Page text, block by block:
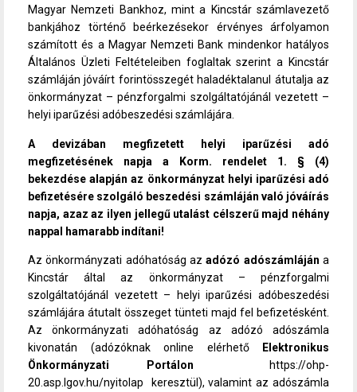
Magyar Nemzeti Bankhoz, mint a Kincstár számlavezető
bankjához történő beérkezésekor érvényes árfolyamon
számított és a Magyar Nemzeti Bank mindenkor hatályos
Általános Üzleti Feltételeiben foglaltak szerint a Kincstár
számláján jóváírt forintösszegét haladéktalanul átutalja az
önkormányzat – pénzforgalmi szolgáltatójánál vezetett –
helyi iparűzési adóbeszedési számlájára.
A devizában megfizetett helyi iparűzési adó
megfizetésének napja a Korm. rendelet 1. § (4)
bekezdése alapján az önkormányzat helyi iparűzési adó
befizetésére szolgáló beszedési számláján való jóváírás
napja, azaz az ilyen jellegű utalást célszerű majd néhány
nappal hamarabb indítani!
Az önkormányzati adóhatóság azadózó adószámláján a
Kincstár által az önkormányzat – pénzforgalmi
szolgáltatójánál vezetett – helyi iparűzési adóbeszedési
számlájára átutalt összeget tünteti majd fel befizetésként.
Az önkormányzati adóhatóság az adózó adószámla
kivonatán (adózóknak online elérhető
Elektronikus
Önkormányzati Portálon
https://ohp-
20.asp.lgov.hu/nyitolap keresztül), valamint az adószámla